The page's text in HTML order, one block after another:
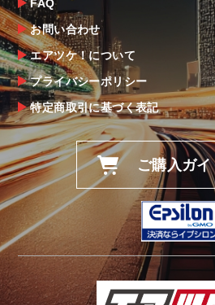
FAQ
お問い合わせ
エアツケ！について
プライバシーポリシー
特定商取引に基づく表記
ご購入ガイ